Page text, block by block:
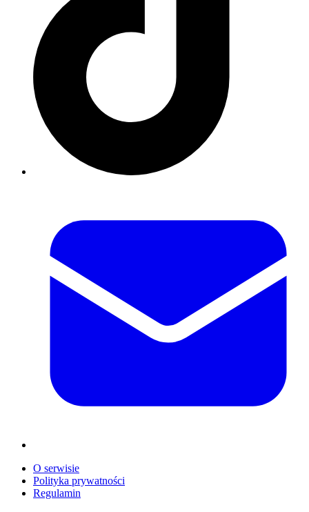
O serwisie
Polityka prywatności
Regulamin